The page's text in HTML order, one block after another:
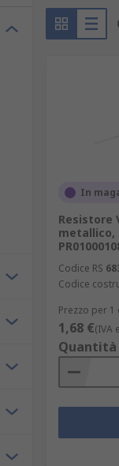
In
Resistore
metallico,
Codice RS
Codice
Prezzo per 1
1,68 €(IVA
Quantità